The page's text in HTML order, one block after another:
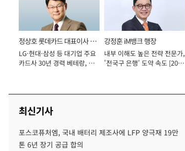
정상호 롯데카드 대표이사 사
장
LG·현대·삼성 등 대기업 주요
카드사 30년 경력 베테랑, 신
강정훈 iM뱅크 행장
내부 이해도 높은 전략 전문가,
'전국구 은행' 도약 속도 [2026
최신기사
포스코퓨처엠, 국내 배터리 제조사에 LFP 양극재 19만
톤 6년 장기 공급 합의